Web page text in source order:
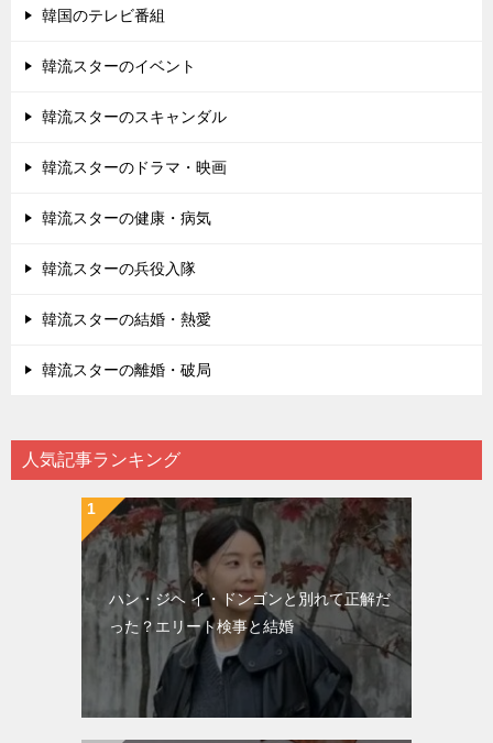
韓国のテレビ番組
韓流スターのイベント
韓流スターのスキャンダル
韓流スターのドラマ・映画
韓流スターの健康・病気
韓流スターの兵役入隊
韓流スターの結婚・熱愛
韓流スターの離婚・破局
人気記事ランキング
ハン・ジヘ イ・ドンゴンと別れて正解だ
った？エリート検事と結婚